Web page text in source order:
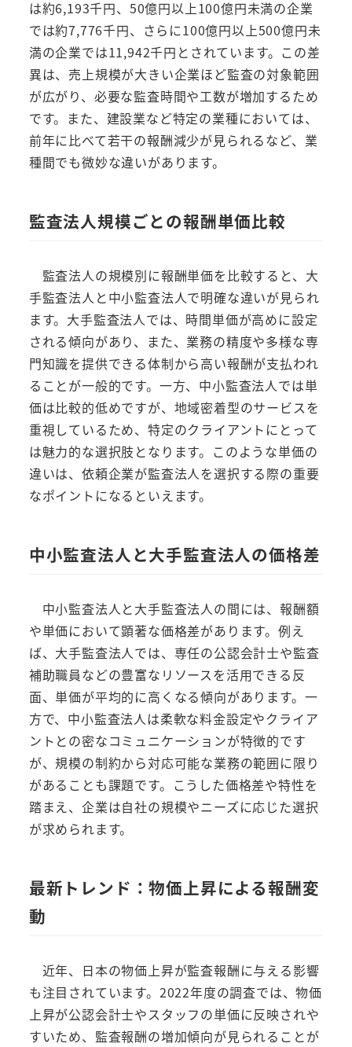
は約6,193千円、50億円以上100億円未満の企業
では約7,776千円、さらに100億円以上500億円未
満の企業では11,942千円とされています。この差
異は、売上規模が大きい企業ほど監査の対象範囲
が広がり、必要な監査時間や工数が増加するため
です。また、建設業など特定の業種においては、
前年に比べて若干の報酬減少が見られるなど、業
種間でも微妙な違いがあります。
監査法人規模ごとの報酬単価比較
監査法人の規模別に報酬単価を比較すると、大
手監査法人と中小監査法人で明確な違いが見られ
ます。大手監査法人では、時間単価が高めに設定
される傾向があり、また、業務の精度や多様な専
門知識を提供できる体制から高い報酬が支払われ
ることが一般的です。一方、中小監査法人では単
価は比較的低めですが、地域密着型のサービスを
重視しているため、特定のクライアントにとって
は魅力的な選択肢となります。このような単価の
違いは、依頼企業が監査法人を選択する際の重要
なポイントになるといえます。
中小監査法人と大手監査法人の価格差
中小監査法人と大手監査法人の間には、報酬額
や単価において顕著な価格差があります。例え
ば、大手監査法人では、専任の公認会計士や監査
補助職員などの豊富なリソースを活用できる反
面、単価が平均的に高くなる傾向があります。一
方で、中小監査法人は柔軟な料金設定やクライア
ントとの密なコミュニケーションが特徴的です
が、規模の制約から対応可能な業務の範囲に限り
があることも課題です。こうした価格差や特性を
踏まえ、企業は自社の規模やニーズに応じた選択
が求められます。
最新トレンド：物価上昇による報酬変
動
近年、日本の物価上昇が監査報酬に与える影響
も注目されています。2022年度の調査では、物価
上昇が公認会計士やスタッフの単価に反映されや
すいため、監査報酬の増加傾向が見られることが